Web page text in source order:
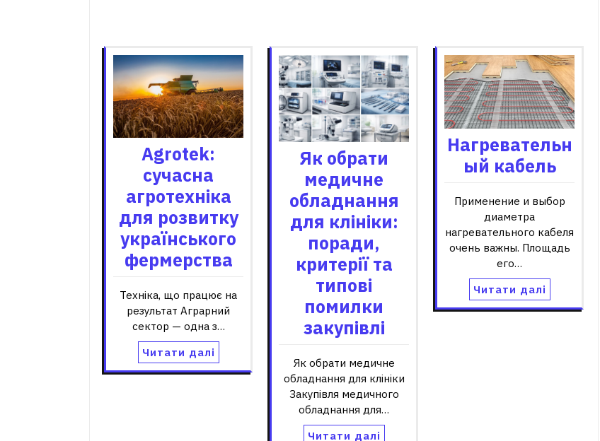
Agrotek:
сучасна
агротехніка
для розвитку
українського
фермерства
Техніка, що працює на
результат Аграрний
сектор — одна з…
Читати далі
Як обрати
медичне
обладнання
для клініки:
поради,
критерії та
типові
помилки
закупівлі
Як обрати медичне
обладнання для клініки
Закупівля медичного
обладнання для…
Читати далі
Нагревательн
ый кабель
Применение и выбор
диаметра
нагревательного кабеля
очень важны. Площадь
его…
Читати далі